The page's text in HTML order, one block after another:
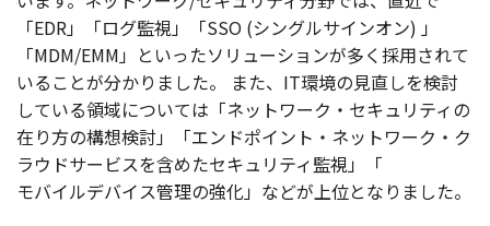
「EDR」「ログ監視」「SSO (シングルサインオン) 」
「MDM/EMM」といったソリューションが多く採用されて
いることが分かりました。
また、IT環境の見直しを検討
している領域については「ネットワーク・セキュリティの
在り方の構想検討」「エンドポイント・ネットワーク・ク
ラウドサービスを含めたセキュリティ監視」「
モバイルデバイス管理の強化」などが上位となりました。